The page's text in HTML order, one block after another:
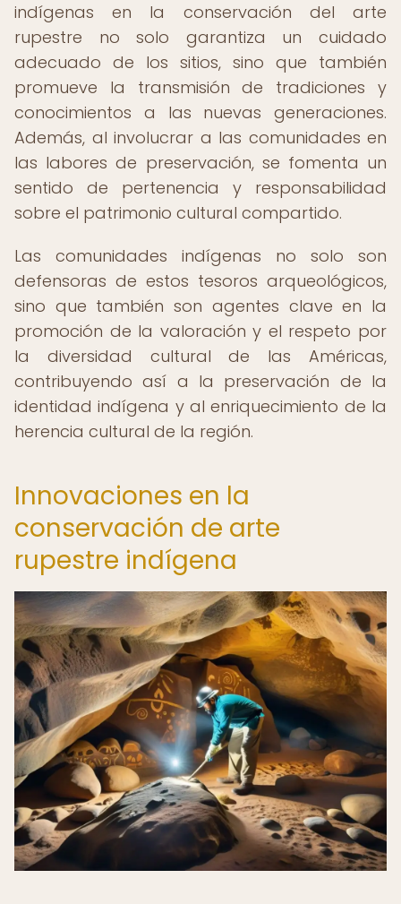
indígenas en la conservación del arte
rupestre no solo garantiza un cuidado
adecuado de los sitios, sino que también
promueve la transmisión de tradiciones y
conocimientos a las nuevas generaciones.
Además, al involucrar a las comunidades en
las labores de preservación, se fomenta un
sentido de pertenencia y responsabilidad
sobre el patrimonio cultural compartido.
Las comunidades indígenas no solo son
defensoras de estos tesoros arqueológicos,
sino que también son agentes clave en la
promoción de la valoración y el respeto por
la diversidad cultural de las Américas,
contribuyendo así a la preservación de la
identidad indígena y al enriquecimiento de la
herencia cultural de la región.
Innovaciones en la
conservación de arte
rupestre indígena